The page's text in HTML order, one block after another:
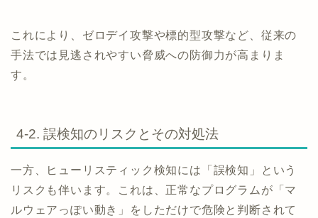
これにより、ゼロデイ攻撃や標的型攻撃など、従来の
手法では見逃されやすい脅威への防御力が高まりま
す。
4-2. 誤検知のリスクとその対処法
一方、ヒューリスティック検知には「誤検知」という
リスクも伴います。これは、正常なプログラムが「マ
ルウェアっぽい動き」をしただけで危険と判断されて